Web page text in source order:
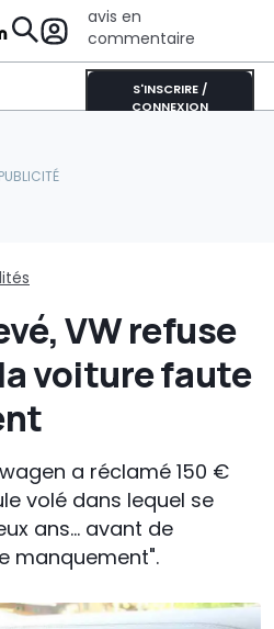
avis en
commentaire
S'INSCRIRE /
CONNEXION
VW refuse
voiture faute
a réclamé 150 €
volé dans lequel se
ans... avant de
manquement".